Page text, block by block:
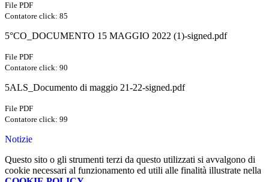
File PDF
Contatore click: 85
5°CO_DOCUMENTO 15 MAGGIO 2022 (1)-signed.pdf
File PDF
Contatore click: 90
5ALS_Documento di maggio 21-22-signed.pdf
File PDF
Contatore click: 99
Notizie
Questo sito o gli strumenti terzi da questo utilizzati si avvalgono di
cookie necessari al funzionamento ed utili alle finalità illustrate nella